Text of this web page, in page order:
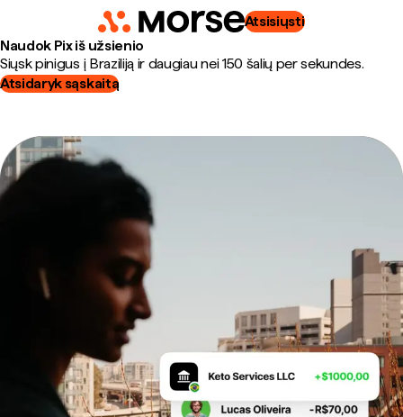
Atsisiųsti
Naudok Pix iš užsienio
Siųsk pinigus į Braziliją ir daugiau nei 150 šalių per sekundes.
Atsidaryk sąskaitą